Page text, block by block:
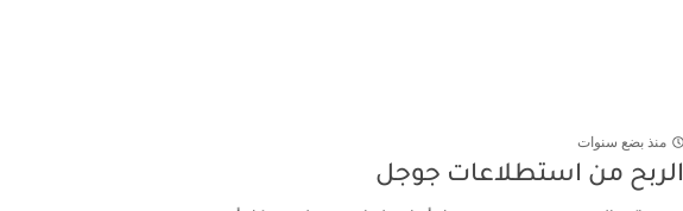
منذ بضع سنوات
الربح من استطلاعات جوجل